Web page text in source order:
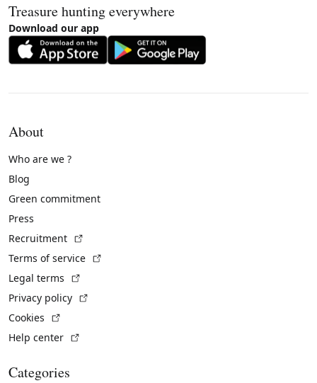
Treasure hunting everywhere
Download our app
About
Who are we ?
Blog
Green commitment
Press
Recruitment
Terms of service
Legal terms
Privacy policy
Cookies
Help center
Categories